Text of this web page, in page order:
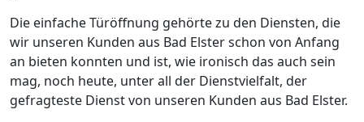
Die einfache Türöffnung gehörte zu den Diensten, die
wir unseren Kunden aus Bad Elster schon von Anfang
an bieten konnten und ist, wie ironisch das auch sein
mag, noch heute, unter all der Dienstvielfalt, der
gefragteste Dienst von unseren Kunden aus Bad Elster.